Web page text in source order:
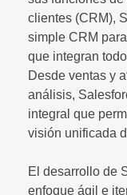
clientes (CRM),
simple CRM
que integran
Desde ventas y
análisis,
integral que
visión unificada
El desarrollo de
enfoque ágil e